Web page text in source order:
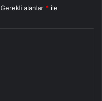
Gerekli alanlar * ile